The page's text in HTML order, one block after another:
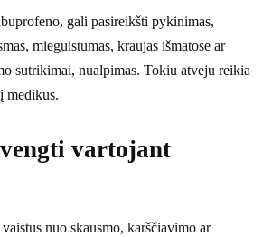
gali pasireikšti pykinimas,
mieguistumas, kraujas išmatose ar
sutrikimai, nualpimas. Tokiu atveju reikia
medikus.
vartojant
nuo skausmo, karščiavimo ar